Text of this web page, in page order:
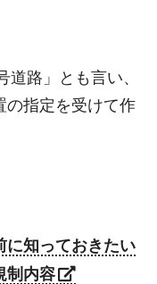
路」とも言い、
の指定を受けて作
に知っておきたい
制内容